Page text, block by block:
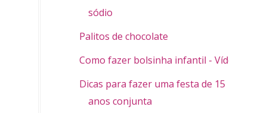
sódio
Palitos de chocolate
Como fazer bolsinha infantil - Vídeo
Dicas para fazer uma festa de 15
anos conjunta